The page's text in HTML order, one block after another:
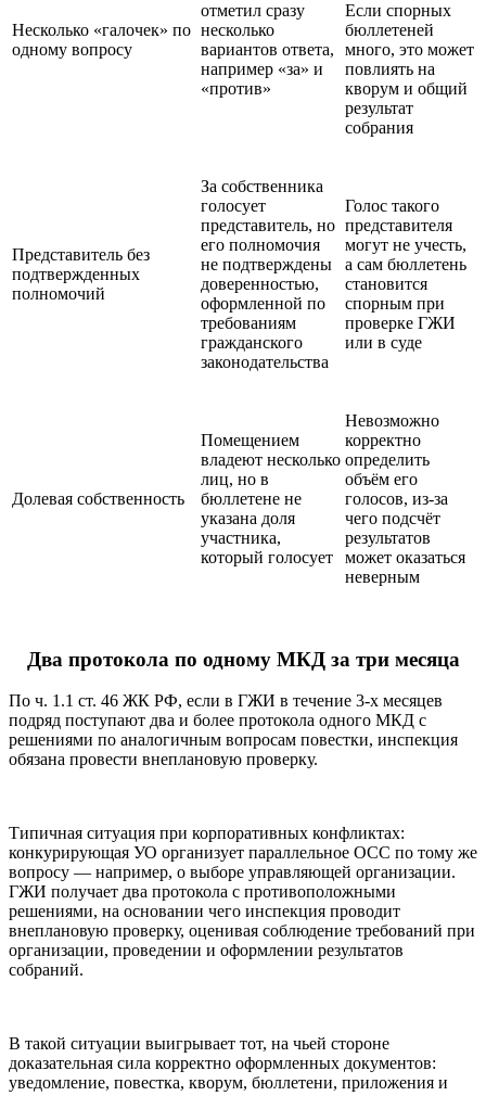
Несколько «галочек» по
одному вопросу
отметил сразу
несколько
вариантов ответа,
например «за» и
«против»
Если спорных
бюллетеней
много, это может
повлиять на
кворум и общий
результат
собрания
Представитель без
подтвержденных
полномочий
За собственника
голосует
представитель, но
его полномочия
не подтверждены
доверенностью,
оформленной по
требованиям
гражданского
законодательства
Голос такого
представителя
могут не учесть,
а сам бюллетень
становится
спорным при
проверке ГЖИ
или в суде
Долевая собственность
Помещением
владеют несколько
лиц, но в
бюллетене не
указана доля
участника,
который голосует
Невозможно
корректно
определить
объём его
голосов, из-за
чего подсчёт
результатов
может оказаться
неверным
Два протокола по одному МКД за три месяца
По ч. 1.1 ст. 46 ЖК РФ, если в ГЖИ в течение 3-х месяцев
подряд поступают два и более протокола одного МКД с
решениями по аналогичным вопросам повестки, инспекция
обязана провести внеплановую проверку.
Типичная ситуация при корпоративных конфликтах:
конкурирующая УО организует параллельное ОСС по тому же
вопросу — например, о выборе управляющей организации.
ГЖИ получает два протокола с противоположными
решениями, на основании чего инспекция проводит
внеплановую проверку, оценивая соблюдение требований при
организации, проведении и оформлении результатов
собраний.
В такой ситуации выигрывает тот, на чьей стороне
доказательная сила корректно оформленных документов:
уведомление, повестка, кворум, бюллетени, приложения и